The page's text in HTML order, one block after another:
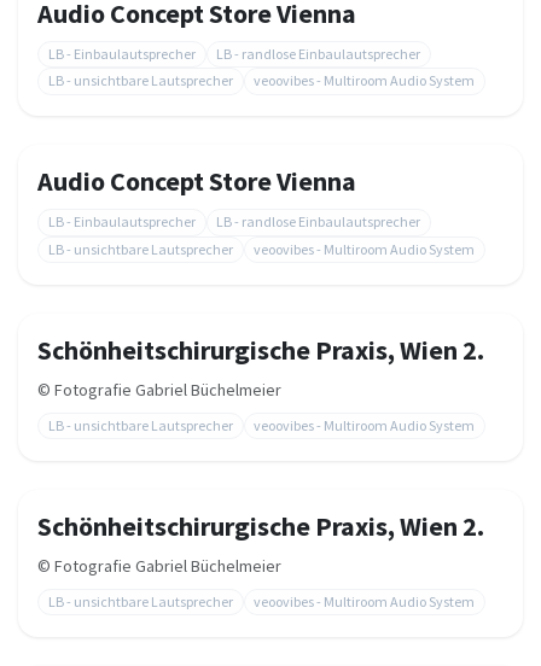
Audio Concept Store Vienna
LB - Einbaulautsprecher
LB - randlose Einbaulautsprecher
LB - unsichtbare Lautsprecher
veoovibes - Multiroom Audio System
Audio Concept Store Vienna
LB - Einbaulautsprecher
LB - randlose Einbaulautsprecher
LB - unsichtbare Lautsprecher
veoovibes - Multiroom Audio System
Schönheitschirurgische Praxis, Wien 2.
© Fotografie Gabriel Büchelmeier
LB - unsichtbare Lautsprecher veoovibes - Multiroom Audio System
Schönheitschirurgische Praxis, Wien 2.
© Fotografie Gabriel Büchelmeier
LB - unsichtbare Lautsprecher veoovibes - Multiroom Audio System